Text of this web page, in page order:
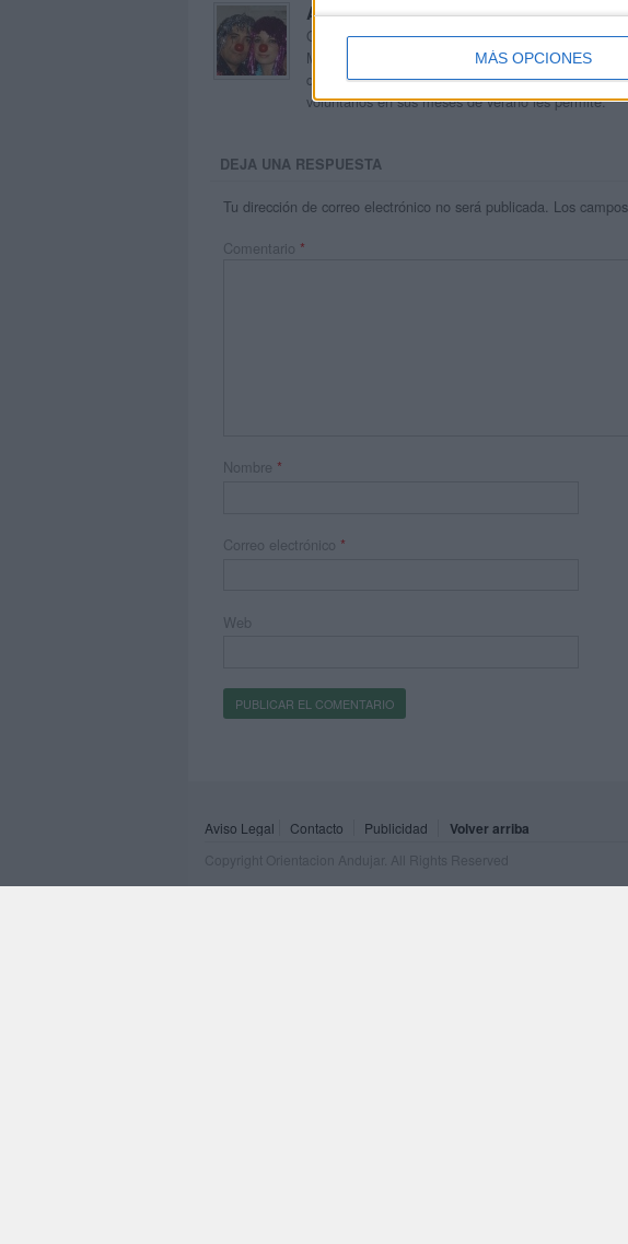
MÁS OPCIONES
Acerca de orientacionandujar
Orientación Andújar no es solo un blog, es la
Maribel, que además de ser pareja, son los
dentro del blog y en el cual, vuelcan la mayor
voluntarios en sus meses de verano les permite.
DEJA UNA RESPUESTA
Tu dirección de correo electrónico no será publicada. Los
Comentario *
Nombre *
Correo electrónico *
Web
Aviso Legal Contacto Publicidad Volver arriba